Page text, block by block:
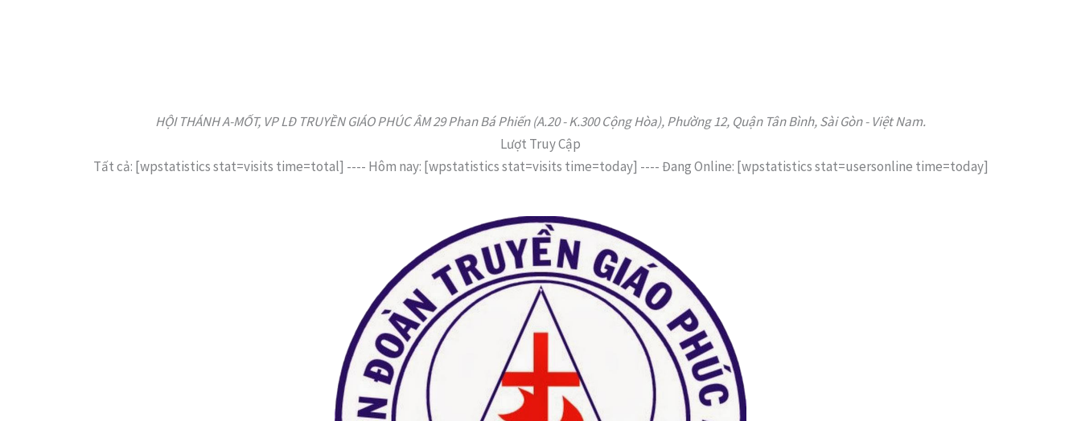
HỘI THÁNH A-MỐT, VP LĐ TRUYỀN GIÁO PHÚC ÂM 29 Phan Bá Phiến (A.20 - K.300 Cộng Hòa), Phường 12, Quận Tân Bình, Sài Gòn - Việt Nam.
Lượt Truy Cập
Tất cả: [wpstatistics stat=visits time=total] ---- Hôm nay: [wpstatistics stat=visits time=today] ----Đang Online: [wpstatistics stat=usersonline time=today]